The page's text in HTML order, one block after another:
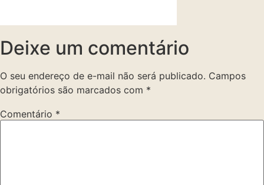
Deixe um comentário
O seu endereço de e-mail não será publicado. Campos
obrigatórios são marcados com *
Comentário *